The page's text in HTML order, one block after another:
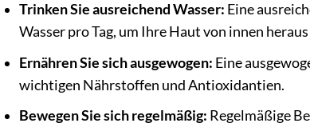
Trinken Sie ausreichend Wasser: Eine
Wasser pro Tag, um Ihre Haut von innen
Ernähren Sie sich ausgewogen: Eine
wichtigen Nährstoffen und Antioxidantien.
Bewegen Sie sich regelmäßig: Regelmäßige